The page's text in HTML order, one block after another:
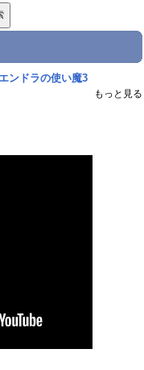
ンドラの使い魔3
もっと見る